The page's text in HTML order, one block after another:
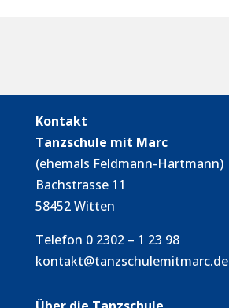
Kontakt
Tanzschule mit Marc
(ehemals Feldmann-Hartmann)
Bachstrasse 11
58452 Witten
Telefon 0 2302 – 1 23 98
kontakt@tanzschulemitmarc.de